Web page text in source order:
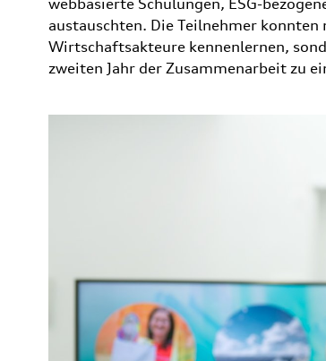
webbasierte Schulungen, ESG-
austauschten. Die Teilnehmer
Wirtschaftsakteure kennenlernen,
zweiten Jahr der Zusammenarbeit zu